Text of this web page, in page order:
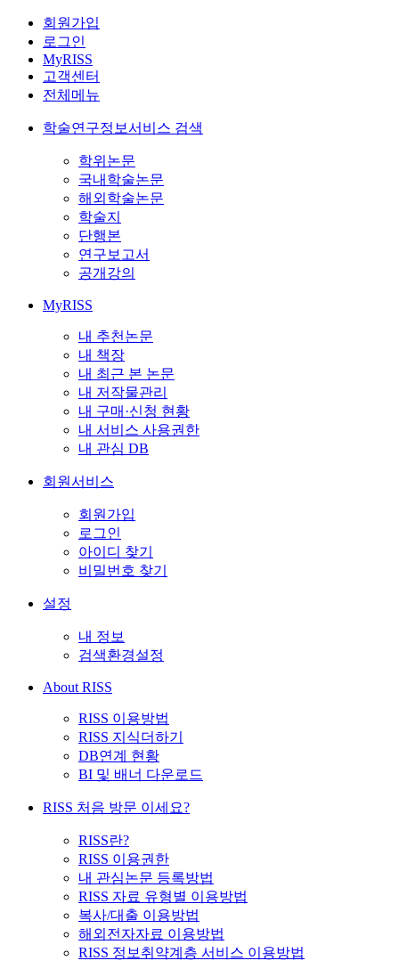
회원가입
로그인
MyRISS
고객센터
전체메뉴
학술연구정보서비스 검색
학위논문
국내학술논문
해외학술논문
학술지
단행본
연구보고서
공개강의
MyRISS
내 추천논문
내 책장
내 최근 본 논문
내 저작물관리
내 구매·신청 현황
내 서비스 사용권한
내 관심 DB
회원서비스
회원가입
로그인
아이디 찾기
비밀번호 찾기
설정
내 정보
검색환경설정
About RISS
RISS 이용방법
RISS 지식더하기
DB연계 현황
BI 및 배너 다운로드
RISS 처음 방문 이세요?
RISS란?
RISS 이용권한
내 관심논문 등록방법
RISS 자료 유형별 이용방법
복사/대출 이용방법
해외전자자료 이용방법
RISS 정보취약계층 서비스 이용방법